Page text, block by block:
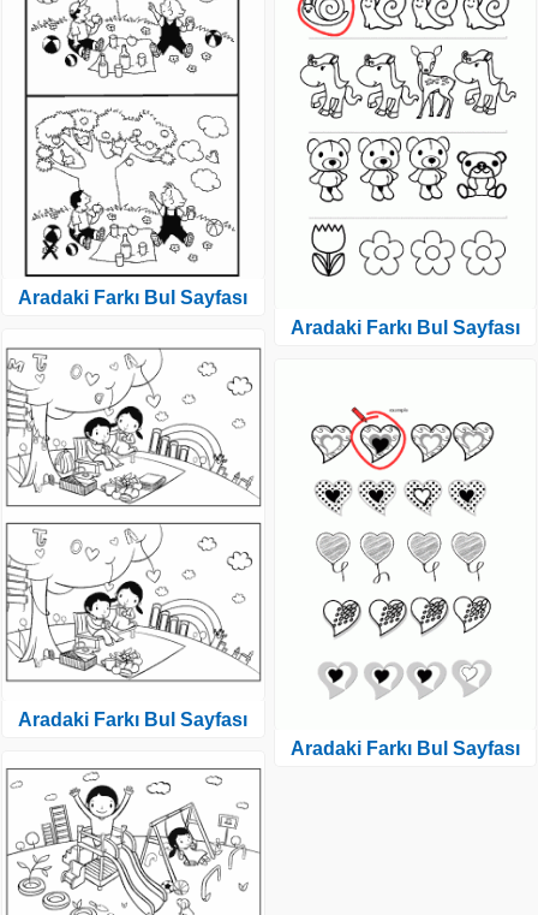
Aradaki Farkı Bul Sayfası
Aradaki Farkı Bul Sayfası
Aradaki Farkı Bul Sayfası
Aradaki Farkı Bul Sayfası